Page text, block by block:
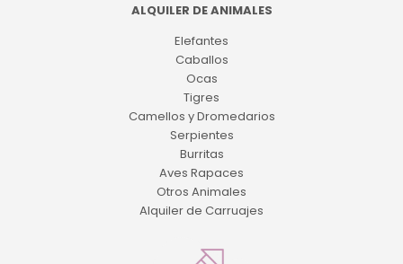
ALQUILER DE ANIMALES
Elefantes
Caballos
Ocas
Tigres
Camellos y Dromedarios
Serpientes
Burritas
Aves Rapaces
Otros Animales
Alquiler de Carruajes